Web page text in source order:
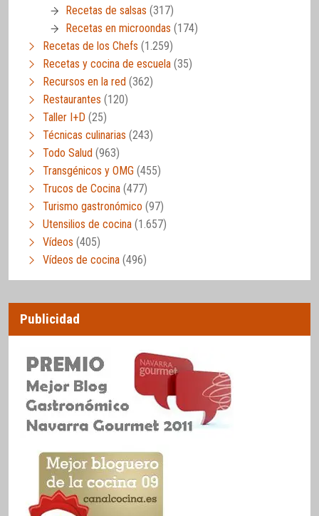
Recetas de salsas (317)
Recetas en microondas (174)
Recetas de los Chefs (1.259)
Recetas y cocina de escuela (35)
Recursos en la red (362)
Restaurantes (120)
Taller I+D (25)
Técnicas culinarias (243)
Todo Salud (963)
Transgénicos y OMG (455)
Trucos de Cocina (477)
Turismo gastronómico (97)
Utensilios de cocina (1.657)
Vídeos (405)
Vídeos de cocina (496)
Publicidad